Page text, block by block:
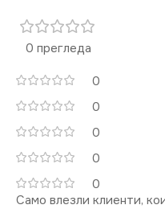
0 прегледа
0
0
0
0
0
Само влезли клиенти,